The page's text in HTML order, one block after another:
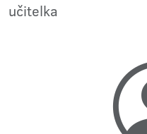
učitelka